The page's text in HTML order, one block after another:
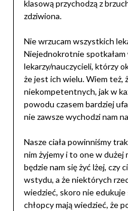
klasową przychodzą z
zdziwiona.
Nie wrzucam wszystkich
Niejednokrotnie spotkałam
lekarzy/nauczycieli, którzy
że jest ich wielu. Wiem też,
niekompetentnych, jak w
powodu czasem bardziej
nie zawsze wychodzi nam
Nasze ciała powinniśmy
nim żyjemy i to one w dużej
będzie nam się żyć lżej, czy
wstydu, a że niektórych
wiedzieć, skoro nie edukuje
chłopcy mają wiedzieć, że